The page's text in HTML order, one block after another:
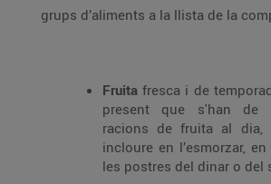
grups d’aliments a la llista de la
Fruita fresca i de
present que s'han de
racions de fruita al dia,
incloure en l’esmorzar,
les postres del dinar o del